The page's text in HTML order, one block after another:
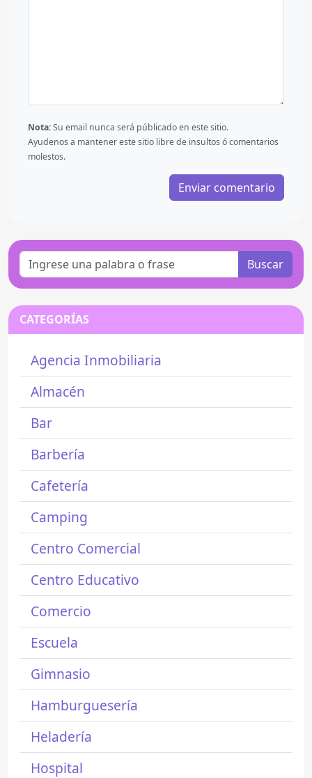
Nota:Su email nunca será públicado en este sitio.
Ayudenos a mantener este sitio libre de insultos ó comentarios
molestos.
Buscar
CATEGORÍAS
Agencia Inmobiliaria
Almacén
Bar
Barbería
Cafetería
Camping
Centro Comercial
Centro Educativo
Comercio
Escuela
Gimnasio
Hamburguesería
Heladería
Hospital